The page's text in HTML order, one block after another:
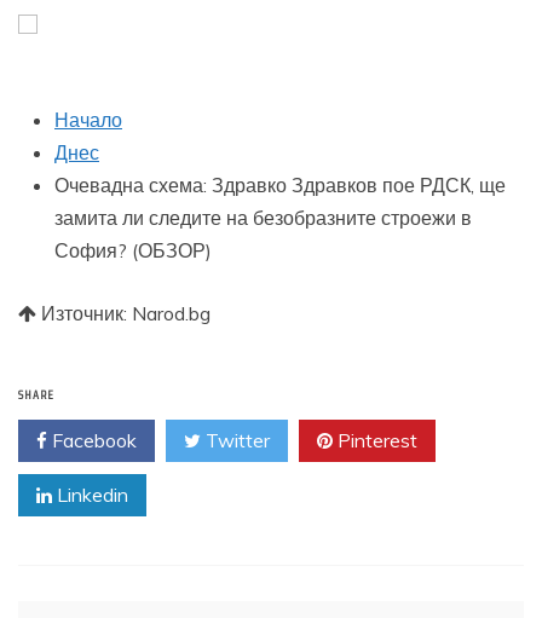
Начало
Днес
Очевадна схема: Здравко Здравков пое РДСК, ще
замита ли следите на безобразните строежи в
София? (ОБЗОР)
Източник: Narod.bg
SHARE
Facebook Twitter Pinterest
Linkedin